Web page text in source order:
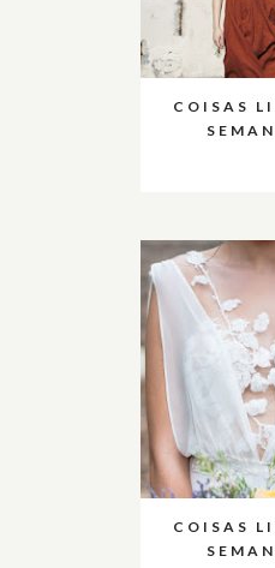
COISAS
COISAS